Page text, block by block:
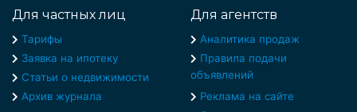
Для частных лиц
Тарифы
Заявка на ипотеку
Статьи о недвижимости
Архив журнала
Для агентств
Аналитика продаж
Правила подачи
объявлений
Реклама на сайте